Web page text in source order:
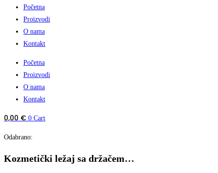
Početna
Proizvodi
O nama
Kontakt
Početna
Proizvodi
O nama
Kontakt
0,00 € 0 Cart
Odabrano:
Kozmetički ležaj sa držačem…